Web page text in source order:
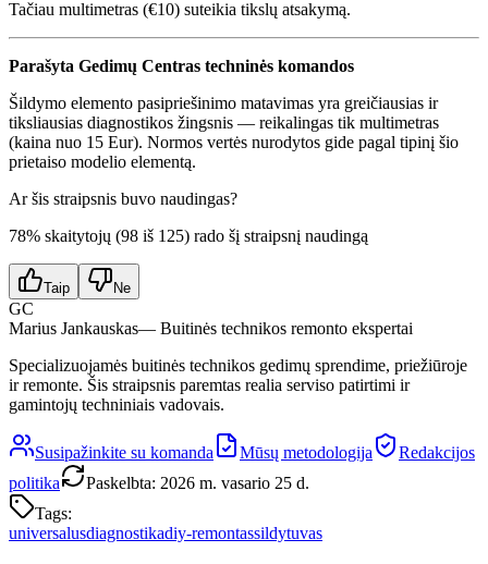
Tačiau multimetras (€10) suteikia tikslų atsakymą.
Parašyta Gedimų Centras techninės komandos
Šildymo elemento pasipriešinimo matavimas yra greičiausias ir
tiksliausias diagnostikos žingsnis — reikalingas tik multimetras
(kaina nuo 15 Eur). Normos vertės nurodytos gide pagal tipinį šio
prietaiso modelio elementą.
Ar šis straipsnis buvo naudingas?
78% skaitytojų (98 iš 125) rado šį straipsnį naudingą
Taip Ne
GC
Marius Jankauskas— Buitinės technikos remonto ekspertai
Specializuojamės buitinės technikos gedimų sprendime, priežiūroje
ir remonte. Šis straipsnis paremtas realia serviso patirtimi ir
gamintojų techniniais vadovais.
Susipažinkite su komanda Mūsų metodologija
Redakcijos
politika
Paskelbta: 2026 m. vasario 25 d.
Tags:
universalusdiagnostikadiy-remontassildytuvas